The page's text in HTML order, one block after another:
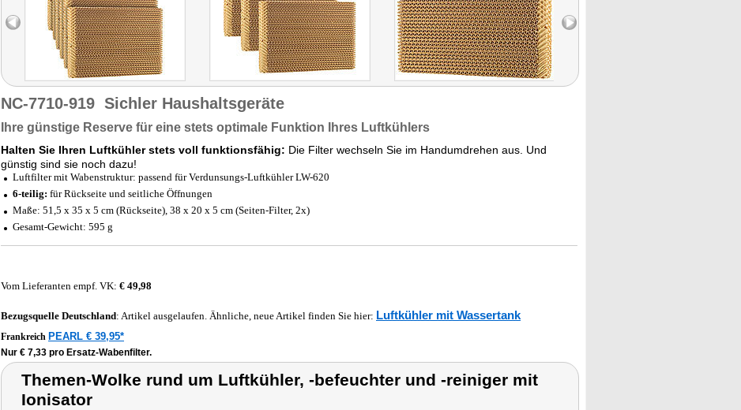
NC-7710-919 Sichler Haushaltsgeräte
Ihre günstige Reserve für eine stets optimale Funktion Ihres Luftkühlers
Halten Sie Ihren Luftkühler stets voll funktionsfähig: Die Filter wechseln Sie im Handumdrehen aus. Und
günstig sind sie noch dazu!
Luftfilter mit Wabenstruktur: passend für Verdunsungs-Luftkühler LW-620
6-teilig: für Rückseite und seitliche Öffnungen
Maße: 51,5 x 35 x 5 cm (Rückseite), 38 x 20 x 5 cm (Seiten-Filter, 2x)
Gesamt-Gewicht: 595 g
Vom Lieferanten empf. VK: € 49,98
Bezugsquelle Deutschland: Artikel ausgelaufen. Ähnliche, neue Artikel finden Sie hier: Luftkühler mit Wassertank
Frankreich PEARL € 39,95*
Nur € 7,33 pro Ersatz-Wabenfilter.
Themen-Wolke rund um Luftkühler, -befeuchter und -reiniger mit
Ionisator